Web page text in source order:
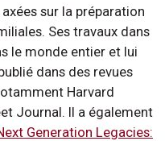
sur la préparation
Ses travaux dans
le monde entier et lui
dans des revues
Harvard
Journal. Il a également
Generation Legacies: